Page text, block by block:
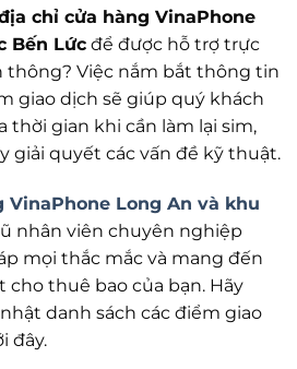
chỉ cửa hàng VinaPhone
Bến Lức để được hỗ trợ trực
thông? Việc nắm bắt thông tin
giao dịch sẽ giúp quý khách
thời gian khi cần làm lại sim,
giải quyết các vấn đề kỹ thuật.
VinaPhone Long An và khu
nhân viên chuyên nghiệp
mọi thắc mắc và mang đến
thuê bao của bạn. Hãy
danh sách các điểm giao
đây.